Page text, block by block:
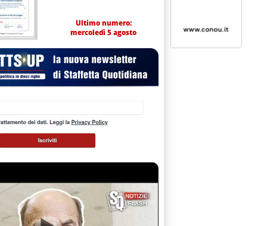
rete
in calo mitigano effetto “6 giugno”'
Ultimo numero:
mercoledì 5 agosto